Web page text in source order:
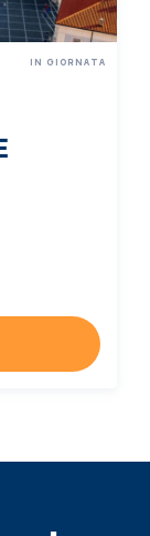
IN GIORNATA